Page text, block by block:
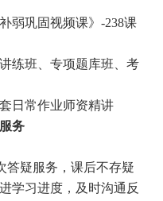
弱巩固视频课》-238课
练班、专项题库班、考
日常作业师资精讲
务
答疑服务，课后不存疑
学习进度，及时沟通反